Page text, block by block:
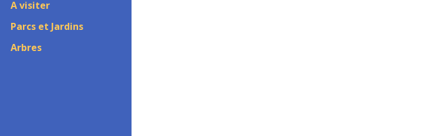
A visiter
Parcs et Jardins
Arbres